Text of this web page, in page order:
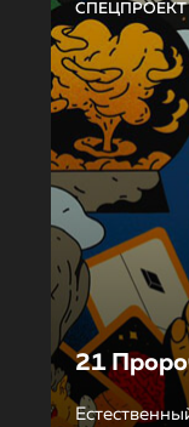
СПЕЦПРОЕКТ
21